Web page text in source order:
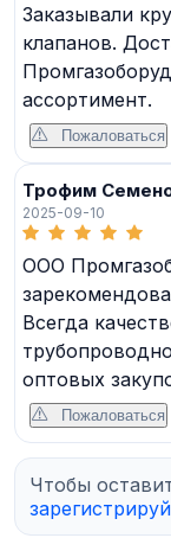
Заказывали
клапанов.
ассортимент.
Пожаловаться
Трофим
2025-09-10
ООО
Всегда
оптовых
Пожаловаться
Чтобы